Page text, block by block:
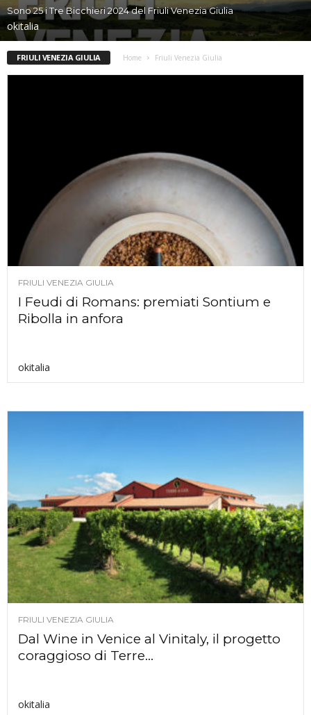
Sono 25 i Tre Bicchieri 2024 del Friuli Venezia Giulia
okitalia
FRIULI VENEZIA GIULIA Home Friuli Venezia Giulia
FRIULI VENEZIA GIULIA
I Feudi di Romans: premiati Sontium e
Ribolla in anfora
okitalia
FRIULI VENEZIA GIULIA
Dal Wine in Venice al Vinitaly, il progetto
coraggioso di Terre...
okitalia